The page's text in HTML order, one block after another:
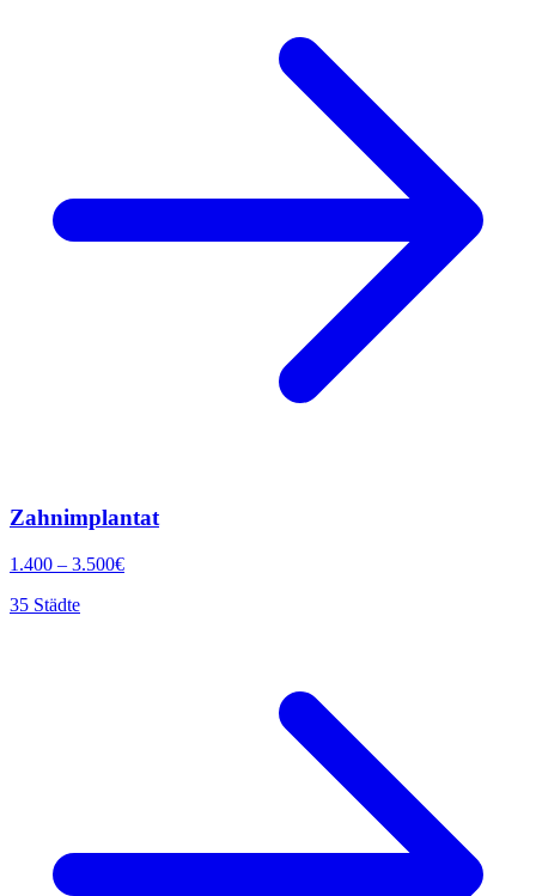
Zahnimplantat
1.400 – 3.500€
35 Städte